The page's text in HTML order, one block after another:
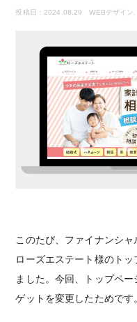
投稿日：2024.08.29 WEBデザイン,
このたび、ファイナンシ
ローズエステート様のト
ました。今回、トップペ
ゲットを変更したためです